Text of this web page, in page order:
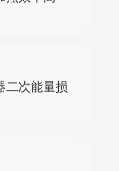
二次能量损